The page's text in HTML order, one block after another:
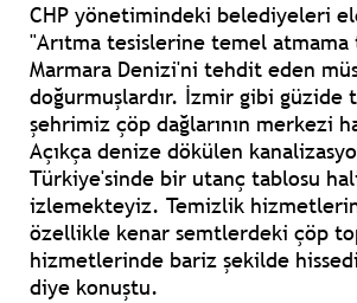
CHP yönetimindeki belediyeleri
"Arıtma tesislerine temel atmama
Marmara Denizi'ni tehdit eden
doğurmuşlardır. İzmir gibi güzide
şehrimiz çöp dağlarının merkezi
Açıkça denize dökülen
Türkiye'sinde bir utanç tablosu
izlemekteyiz. Temizlik
özellikle kenar semtlerdeki çöp
hizmetlerinde bariz şekilde
diye konuştu.